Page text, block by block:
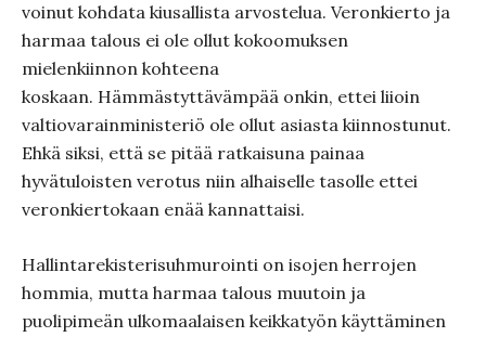
voinut kohdata kiusallista arvostelua. Veronkierto ja
harmaa talous ei ole ollut kokoomuksen
mielenkiinnon kohteena
koskaan. Hämmästyttävämpää onkin, ettei liioin
valtiovarainministeriö ole ollut asiasta kiinnostunut.
Ehkä siksi, että se pitää ratkaisuna painaa
hyvätuloisten verotus niin alhaiselle tasolle ettei
veronkiertokaan enää kannattaisi.
Hallintarekisterisuhmurointi on isojen herrojen
hommia, mutta harmaa talous muutoin ja
puolipimeän ulkomaalaisen keikkatyön käyttäminen